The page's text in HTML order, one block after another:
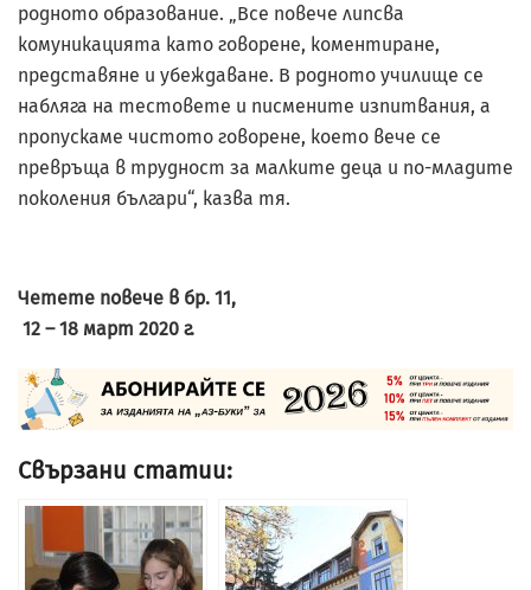
родното образование. „Все повече липсва
комуникацията като говорене, коментиране,
представяне и убеждаване. В родното училище се
набляга на тестовете и писмените изпитвания, а
пропускаме чистото говорене, което вече се
превръща в трудност за малките деца и по-младите
поколения българи“, казва тя.
Четете повече в бр. 11,
12 – 18 март 2020 г.
Свързани статии: